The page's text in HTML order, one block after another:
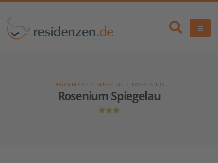
Rosenium Spiegelau
DEUTSCHLAND SPIEGELAU PÄSENTATION